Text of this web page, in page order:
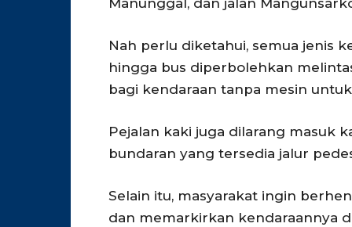
Manunggal, dan jalan
Nah perlu diketahui, semua jenis
hingga bus diperbolehkan
bagi kendaraan tanpa mesin
Pejalan kaki juga dilarang masuk
bundaran yang tersedia jalur
Selain itu, masyarakat ingin
dan memarkirkan kendaraannya